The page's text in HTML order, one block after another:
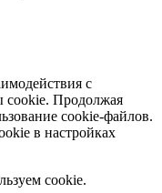
с
cookie. Продолжая
cookie-файлов.
в настройках
cookie.